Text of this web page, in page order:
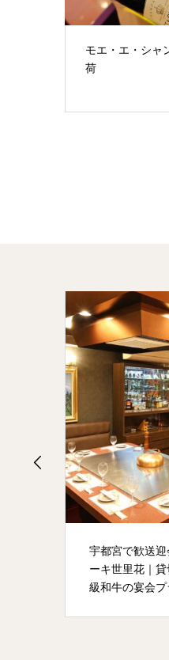
モエ・エ・シャ
荷
宇都宮で歓送
ーキ世里花｜
級和牛の宴会プ